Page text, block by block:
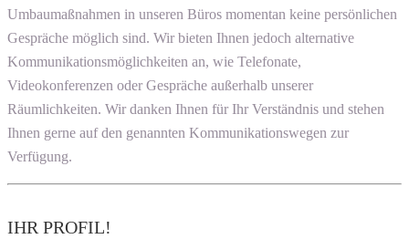
Umbaumaßnahmen in unseren Büros momentan keine persönlichen
Gespräche möglich sind. Wir bieten Ihnen jedoch alternative
Kommunikationsmöglichkeiten an, wie Telefonate,
Videokonferenzen oder Gespräche außerhalb unserer
Räumlichkeiten. Wir danken Ihnen für Ihr Verständnis und stehen
Ihnen gerne auf den genannten Kommunikationswegen zur
Verfügung.
IHR PROFIL!